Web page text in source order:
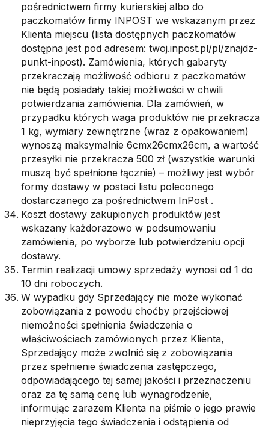
pośrednictwem firmy kurierskiej albo do
paczkomatów firmy INPOST we wskazanym przez
Klienta miejscu (lista dostępnych paczkomatów
dostępna jest pod adresem: twoj.inpost.pl/pl/znajdz-
punkt-inpost). Zamówienia, których gabaryty
przekraczają możliwość odbioru z paczkomatów
nie będą posiadały takiej możliwości w chwili
potwierdzania zamówienia. Dla zamówień, w
przypadku których waga produktów nie przekracza
1 kg, wymiary zewnętrzne (wraz z opakowaniem)
wynoszą maksymalnie 6cmx26cmx26cm, a wartość
przesyłki nie przekracza 500 zł (wszystkie warunki
muszą być spełnione łącznie) – możliwy jest wybór
formy dostawy w postaci listu poleconego
dostarczanego za pośrednictwem InPost .
Koszt dostawy zakupionych produktów jest
wskazany każdorazowo w podsumowaniu
zamówienia, po wyborze lub potwierdzeniu opcji
dostawy.
Termin realizacji umowy sprzedaży wynosi od 1 do
10 dni roboczych.
W wypadku gdy Sprzedający nie może wykonać
zobowiązania z powodu choćby przejściowej
niemożności spełnienia świadczenia o
właściwościach zamówionych przez Klienta,
Sprzedający może zwolnić się z zobowiązania
przez spełnienie świadczenia zastępczego,
odpowiadającego tej samej jakości i przeznaczeniu
oraz za tę samą cenę lub wynagrodzenie,
informując zarazem Klienta na piśmie o jego prawie
nieprzyjęcia tego świadczenia i odstąpienia od